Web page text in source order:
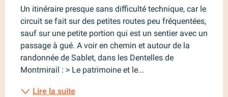
Un itinéraire presque sans difficulté technique, car le
circuit se fait sur des petites routes peu fréquentées,
sauf sur une petite portion qui est un sentier avec un
passage à gué. A voir en chemin et autour de la
randonnée de Sablet, dans les Dentelles de
Montmirail : > Le patrimoine et le...
Lire la suite